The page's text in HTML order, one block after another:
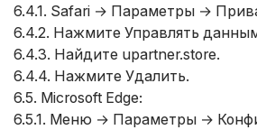
6.4.1. Safari → Параметры →
6.4.2. Нажмите Управлять
6.4.3. Найдите upartner.store.
6.4.4. Нажмите Удалить.
6.5. Microsoft Edge:
6.5.1. Меню → Параметры →